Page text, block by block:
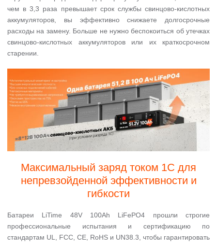
чем в 3,3 раза превышает срок службы свинцово-кислотных
аккумуляторов, вы эффективно снижаете долгосрочные
расходы на замену. Больше не нужно беспокоиться об утечках
свинцово-кислотных аккумуляторов или их краткосрочном
старении.
Максимальный заряд током 1С для
непревзойденной эффективности и
гибкости
Батареи LiTime 48V 100Ah LiFePO4 прошли строгие
профессиональные испытания и сертификацию по
стандартам UL, FCC, CE, RoHS и UN38.3, чтобы гарантировать